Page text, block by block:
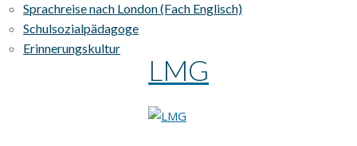
Sprachreise nach London (Fach Englisch)
Schulsozialpädagoge
Erinnerungskultur
LMG